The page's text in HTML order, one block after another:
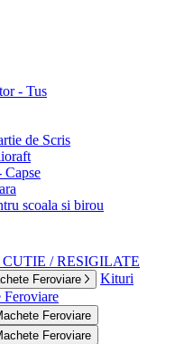
- Tus
de Scris
Capse
scoala si birou
/ RESIGILATE
Feroviare
Kituri
Feroviare
Feroviare
Feroviare